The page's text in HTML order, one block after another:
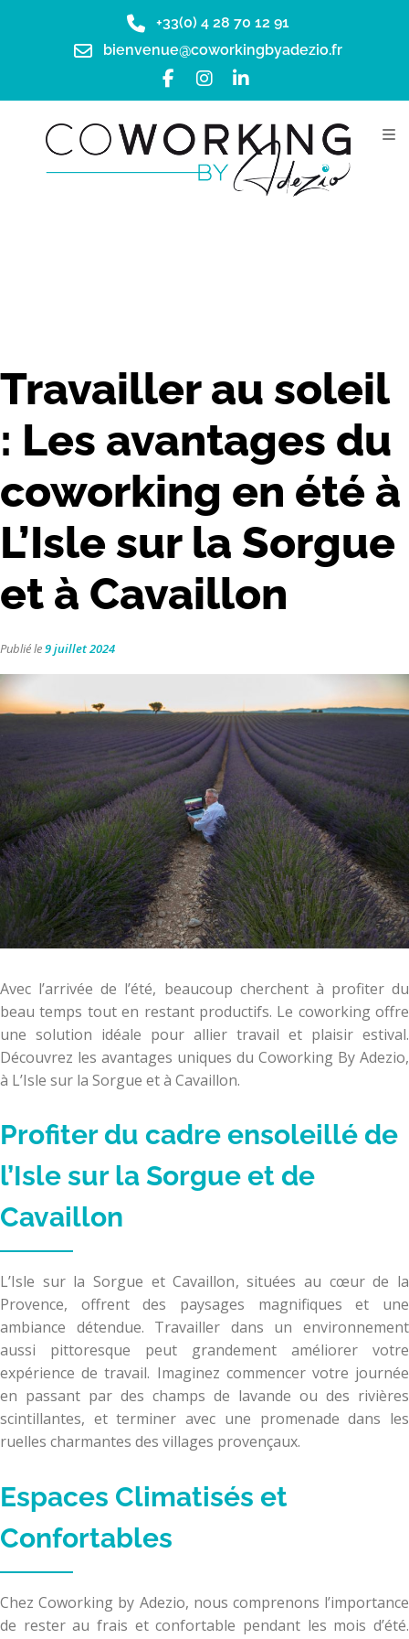
+33(0) 4 28 70 12 91
bienvenue@coworkingbyadezio.fr
Travailler au soleil
: Les avantages du
coworking en été à
L’Isle sur la Sorgue
et à Cavaillon
Publié le9 juillet 2024
Avec l’arrivée de l’été, beaucoup cherchent à profiter du
beau temps tout en restant productifs. Le coworking offre
une solution idéale pour allier travail et plaisir estival.
Découvrez les avantages uniques du Coworking By Adezio,
à L’Isle sur la Sorgue et à Cavaillon.
Profiter du cadre ensoleillé de
l’Isle sur la Sorgue et de
Cavaillon
L’Isle sur la Sorgue et Cavaillon, situées au cœur de la
Provence, offrent des paysages magnifiques et une
ambiance détendue. Travailler dans un environnement
aussi pittoresque peut grandement améliorer votre
expérience de travail. Imaginez commencer votre journée
en passant par des champs de lavande ou des rivières
scintillantes, et terminer avec une promenade dans les
ruelles charmantes des villages provençaux.
Espaces Climatisés et
Confortables
Chez Coworking by Adezio, nous comprenons l’importance
de rester au frais et confortable pendant les mois d’été.